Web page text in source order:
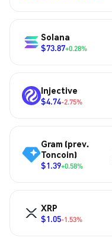
Solana
$73.87+0.28%
Injective
$4.74-2.75%
Gram (prev.
Toncoin)
$1.39+0.58%
XRP
$1.05-1.53%